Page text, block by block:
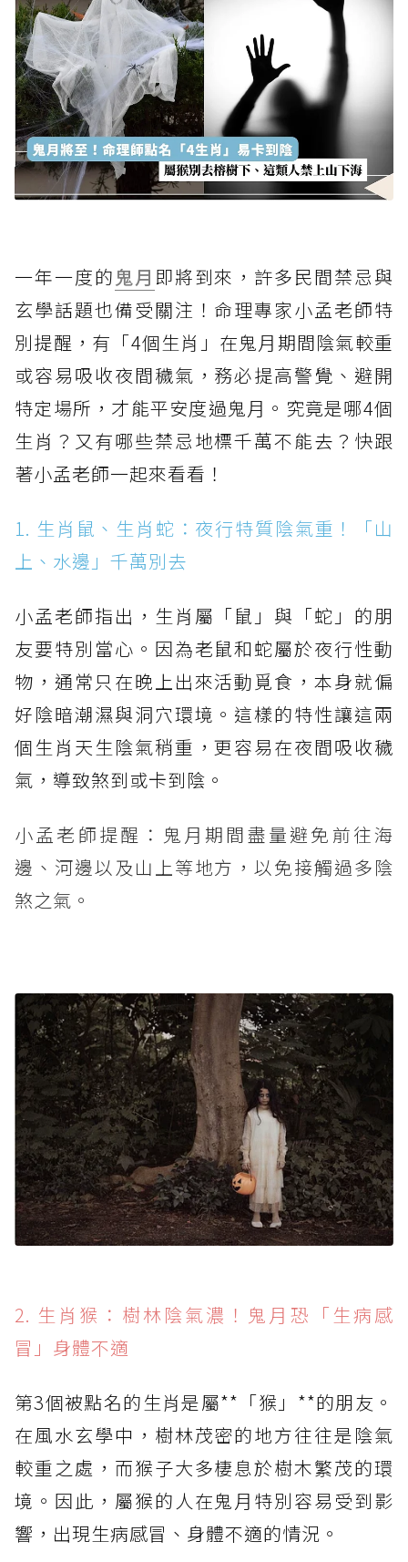
一年一度的鬼月 即將到來，許多民間禁忌與
玄學話題也備受關注！命理專家小孟老師特
別提醒，有「4個生肖」在鬼月期間陰氣較重
或容易吸收夜間穢氣，務必提高警覺、避開
特定場所，才能平安度過鬼月。究竟是哪4個
生肖？又有哪些禁忌地標千萬不能去？快跟
著小孟老師一起來看看！
1. 生肖鼠、生肖蛇：夜行特質陰氣重！「山
上、水邊」千萬別去
小孟老師指出，生肖屬「鼠」與「蛇」的朋
友要特別當心。因為老鼠和蛇屬於夜行性動
物，通常只在晚上出來活動覓食，本身就偏
好陰暗潮濕與洞穴環境。這樣的特性讓這兩
個生肖天生陰氣稍重，更容易在夜間吸收穢
氣，導致煞到或卡到陰。
小孟老師提醒：鬼月期間盡量避免前往海
邊、河邊以及山上等地方，以免接觸過多陰
煞之氣。
2. 生肖猴：樹林陰氣濃！鬼月恐「生病感
冒」身體不適
第3個被點名的生肖是屬**「猴」**的朋友。
在風水玄學中，樹林茂密的地方往往是陰氣
較重之處，而猴子大多棲息於樹木繁茂的環
境。因此，屬猴的人在鬼月特別容易受到影
響，出現生病感冒、身體不適的情況。